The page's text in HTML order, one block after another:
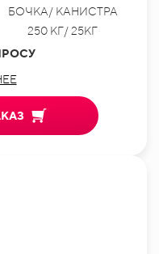
БОЧКА/ КАНИСТРА
250 КГ/ 25КГ